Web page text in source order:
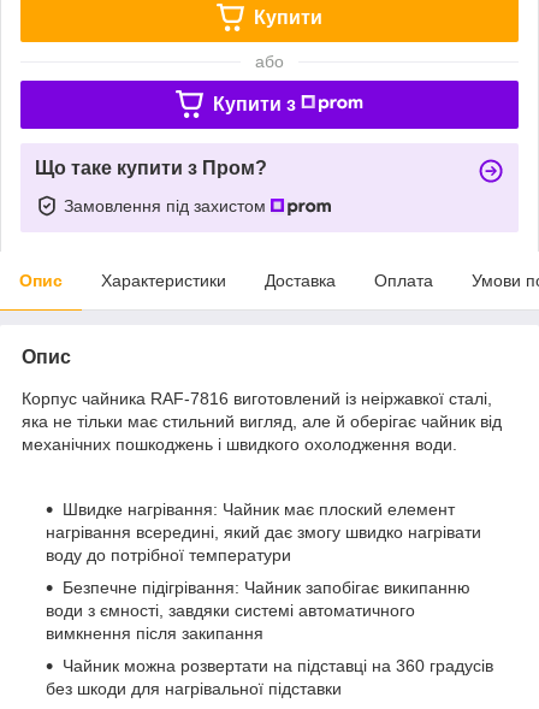
Купити
або
Купити з
Що таке купити з Пром?
Замовлення під захистом
Опис Характеристики Доставка Оплата Умови
Опис
Корпус чайника RAF-7816 виготовлений із неіржавкої сталі,
яка не тільки має стильний вигляд, але й оберігає чайник від
механічних пошкоджень і швидкого охолодження води.
Швидке нагрівання: Чайник має плоский елемент
нагрівання всередині, який дає змогу швидко нагрівати
воду до потрібної температури
Безпечне підігрівання: Чайник запобігає википанню
води з ємності, завдяки системі автоматичного
вимкнення після закипання
Чайник можна розвертати на підставці на 360 градусів
без шкоди для нагрівальної підставки